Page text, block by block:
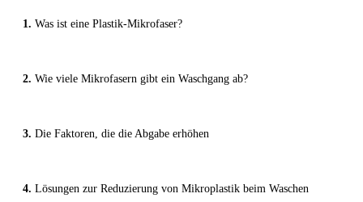
Was ist eine Plastik-Mikrofaser?
Wie viele Mikrofasern gibt ein Waschgang ab?
Die Faktoren, die die Abgabe erhöhen
Lösungen zur Reduzierung von Mikroplastik beim Waschen